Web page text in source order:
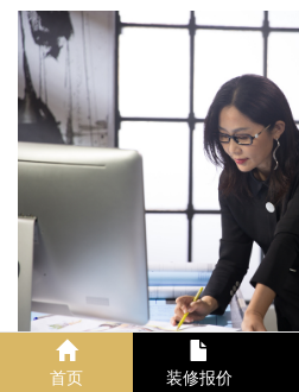
首页 装修报价